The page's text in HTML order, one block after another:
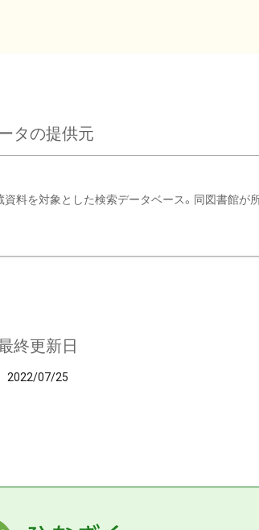
タの提供元
料を対象とした検索データベース。同図書館が
終更新日
2022/07/25